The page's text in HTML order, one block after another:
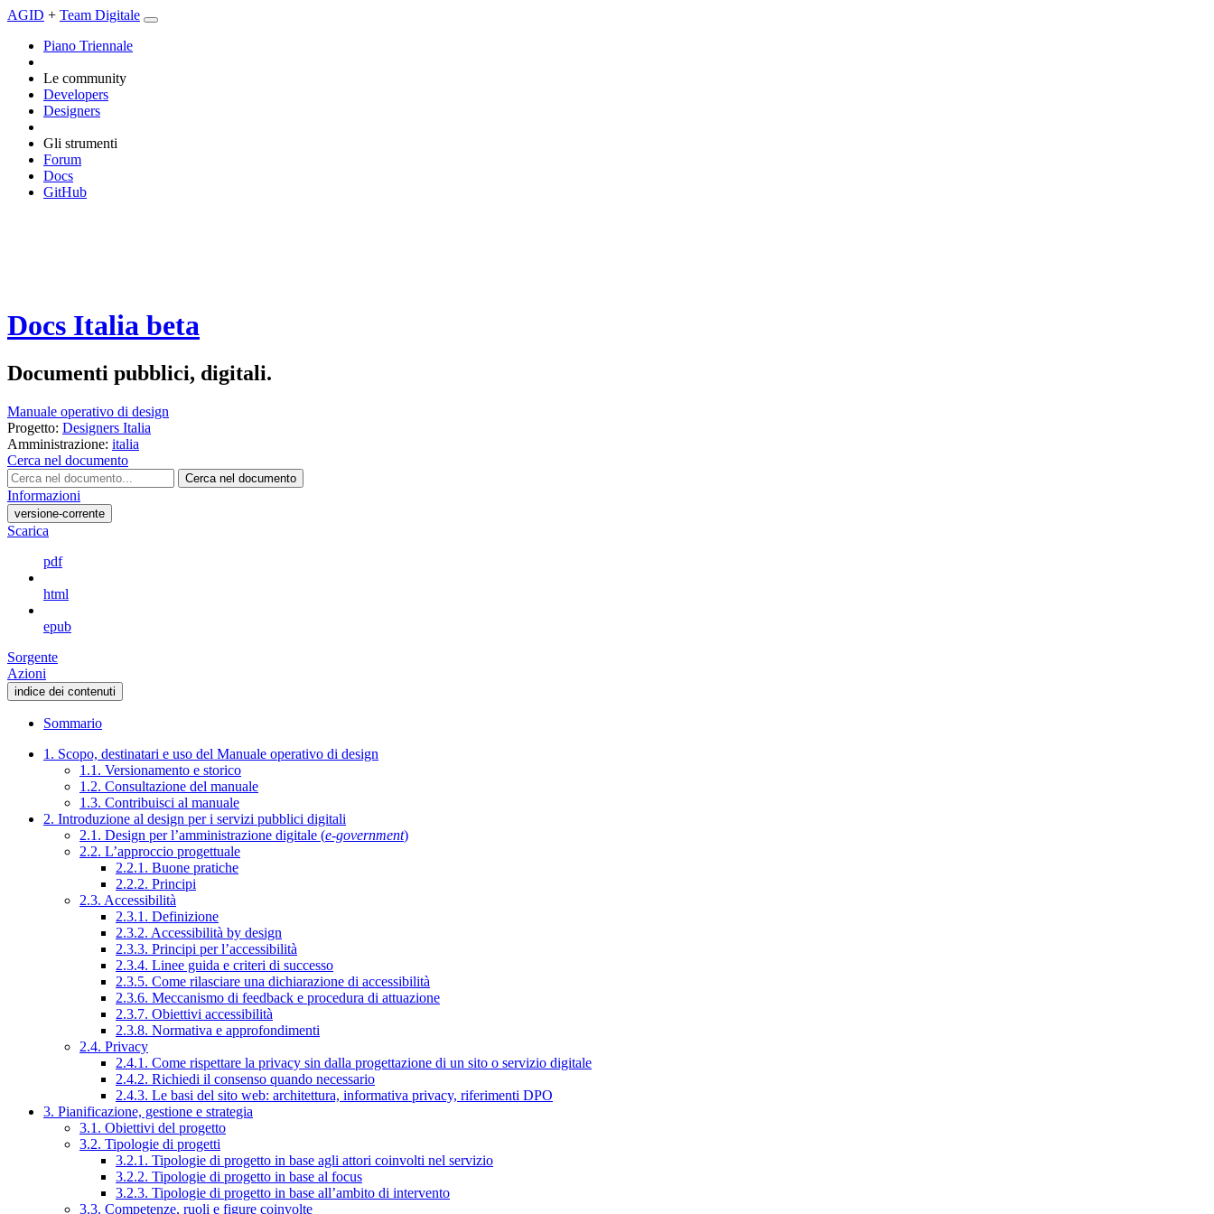
AGID + Team Digitale
Piano Triennale
Le community
Developers
Designers
Gli strumenti
Forum
Docs
GitHub
Docs Italia beta
Documenti pubblici, digitali.
Manuale operativo di design
Progetto: Designers Italia
Amministrazione: italia
Cerca nel documento
Cerca nel documento
Informazioni
versione-corrente
Scarica
pdf
html
epub
Sorgente
Azioni
indice dei contenuti
Sommario
1. Scopo, destinatari e uso del Manuale operativo di design
1.1. Versionamento e storico
1.2. Consultazione del manuale
1.3. Contribuisci al manuale
2. Introduzione al design per i servizi pubblici digitali
2.1. Design per l’amministrazione digitale (e-government)
2.2. L’approccio progettuale
2.2.1. Buone pratiche
2.2.2. Principi
2.3. Accessibilità
2.3.1. Definizione
2.3.2. Accessibilità by design
2.3.3. Principi per l’accessibilità
2.3.4. Linee guida e criteri di successo
2.3.5. Come rilasciare una dichiarazione di accessibilità
2.3.6. Meccanismo di feedback e procedura di attuazione
2.3.7. Obiettivi accessibilità
2.3.8. Normativa e approfondimenti
2.4. Privacy
2.4.1. Come rispettare la privacy sin dalla progettazione di un sito o servizio digitale
2.4.2. Richiedi il consenso quando necessario
2.4.3. Le basi del sito web: architettura, informativa privacy, riferimenti DPO
3. Pianificazione, gestione e strategia
3.1. Obiettivi del progetto
3.2. Tipologie di progetti
3.2.1. Tipologie di progetto in base agli attori coinvolti nel servizio
3.2.2. Tipologie di progetto in base al focus
3.2.3. Tipologie di progetto in base all’ambito di intervento
3.3. Competenze, ruoli e figure coinvolte